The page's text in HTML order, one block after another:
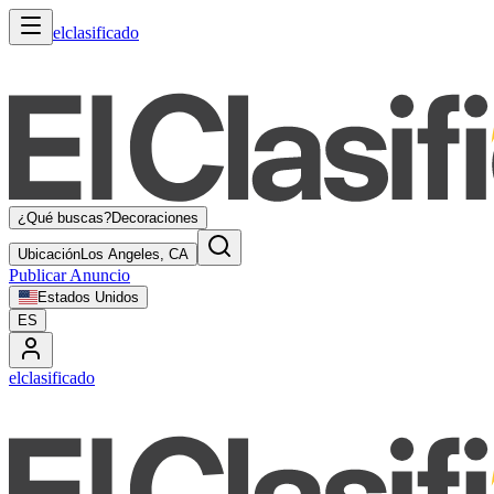
elclasificado
¿Qué buscas?Decoraciones
UbicaciónLos Angeles, CA
Publicar Anuncio
Estados Unidos
ES
elclasificado